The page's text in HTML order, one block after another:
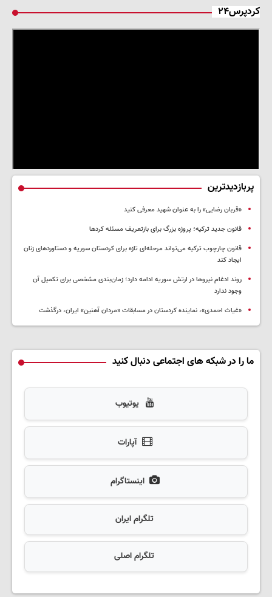
کردپرس۲۴
پربازدیدترین
«قربان رضایی» را به عنوان شهید معرفی کنید
قانون جدید ترکیه؛ پروژه بزرگ‌ برای بازتعریف مسئله کردها
قانون چارچوب ترکیه می‌تواند مرحله‌ای تازه برای کردستان سوریه و دستاوردهای زنان
ایجاد کند
روند ادغام نیروها در ارتش سوریه ادامه دارد؛ زمان‌بندی مشخصی برای تکمیل آن
وجود ندارد
«غیاث احمدی»، نماینده کردستان در مسابقات «مردان آهنین» ایران، درگذشت
ما را در شبکه های اجتماعی دنبال کنید
یوتیوب
آپارات
اینستاگرام
تلگرام ایران
تلگرام اصلی